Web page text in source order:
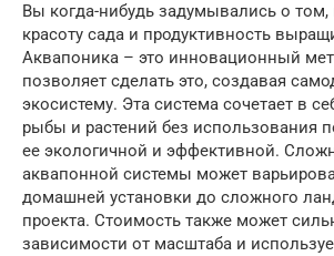
Вы когда-нибудь задумывались о том,
красоту сада и продуктивность
Аквапоника – это инновационный
позволяет сделать это, создавая
экосистему. Эта система сочетает в
рыбы и растений без использования
ее экологичной и эффективной.
аквапонной системы может
домашней установки до сложного
проекта. Стоимость также может
зависимости от масштаба и